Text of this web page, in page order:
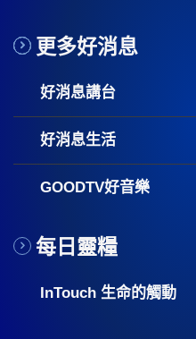
更多好消息
好消息講台
好消息生活
GOODTV好音樂
每日靈糧
InTouch 生命的觸動